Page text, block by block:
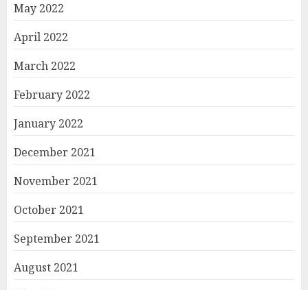
May 2022
April 2022
March 2022
February 2022
January 2022
December 2021
November 2021
October 2021
September 2021
August 2021